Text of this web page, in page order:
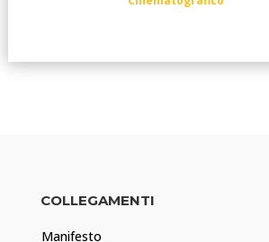
COLLEGAMENTI
Manifesto